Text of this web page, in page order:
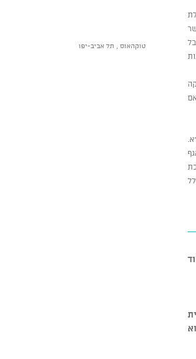
באגף
טוקהאוס , תל אביב-יפו